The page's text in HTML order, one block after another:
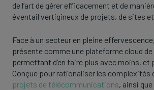
de l’art de gérer efficacement et de
éventail vertigineux de projets, de sites
Face à un secteur en pleine
présente comme une plateforme cloud
permettant d’en faire plus avec moins, et
Conçue pour rationaliser les complexités
projets de télécommunications, ainsi